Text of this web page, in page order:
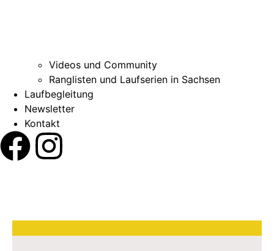
Videos und Community
Ranglisten und Laufserien in Sachsen
Laufbegleitung
Newsletter
Kontakt